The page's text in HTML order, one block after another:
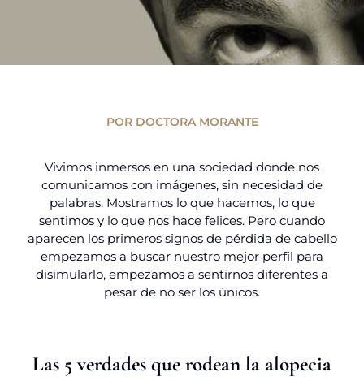
POR DOCTORA MORANTE
Vivimos inmersos en una sociedad donde nos
comunicamos con imágenes, sin necesidad de
palabras. Mostramos lo que hacemos, lo que
sentimos y lo que nos hace felices. Pero cuando
aparecen los primeros signos de pérdida de cabello
empezamos a buscar nuestro mejor perfil para
disimularlo, empezamos a sentirnos diferentes a
pesar de no ser los únicos.
Las 5 verdades que rodean la alopecia